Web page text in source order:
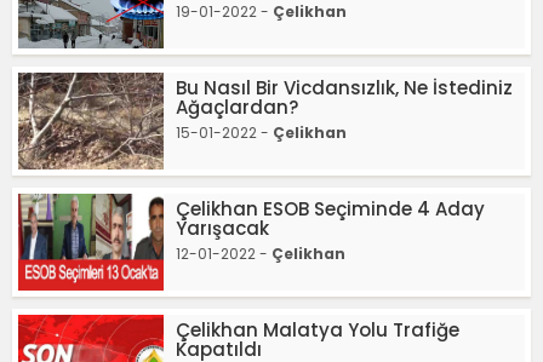
19-01-2022 - Çelikhan
Bu Nasıl Bir Vicdansızlık, Ne İstediniz
Ağaçlardan?
15-01-2022 - Çelikhan
Çelikhan ESOB Seçiminde 4 Aday
Yarışacak
12-01-2022 - Çelikhan
Çelikhan Malatya Yolu Trafiğe
Kapatıldı